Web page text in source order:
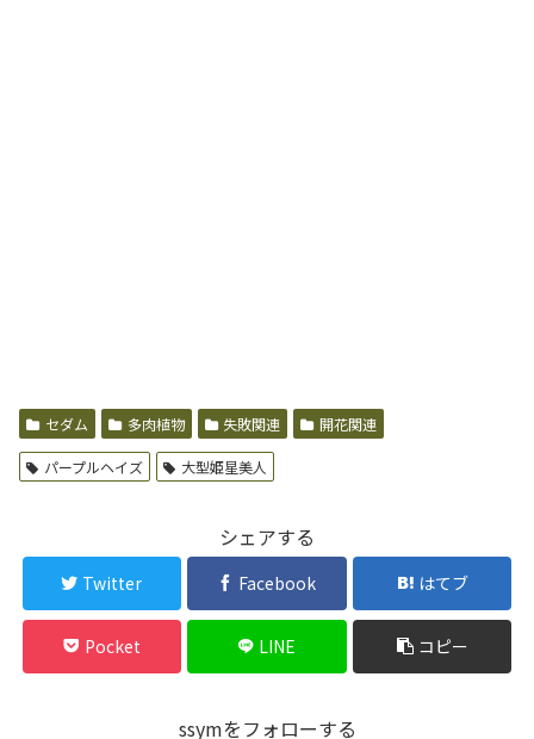
セダム 多肉植物 失敗関連 開花関連
パープルヘイズ 大型姫星美人
シェアする
Twitter Facebook はてブ
Pocket LINE コピー
ssymをフォローする